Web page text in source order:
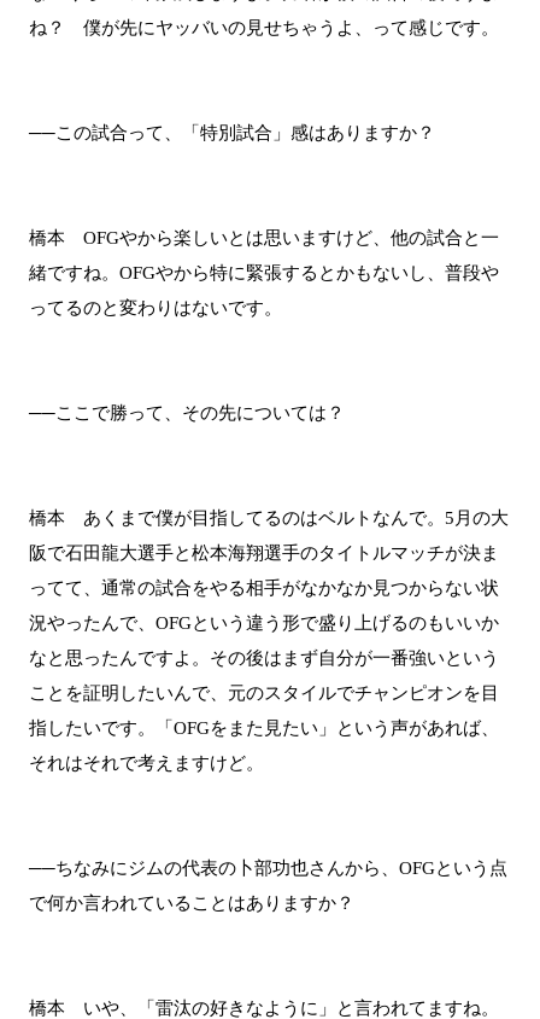
ね？ 僕が先にヤッバいの見せちゃうよ、って感じです。
──この試合って、「特別試合」感はありますか？
橋本 OFGやから楽しいとは思いますけど、他の試合と一
緒ですね。OFGやから特に緊張するとかもないし、普段や
ってるのと変わりはないです。
──ここで勝って、その先については？
橋本 あくまで僕が目指してるのはベルトなんで。5月の大
阪で石田龍大選手と松本海翔選手のタイトルマッチが決ま
ってて、通常の試合をやる相手がなかなか見つからない状
況やったんで、OFGという違う形で盛り上げるのもいいか
なと思ったんですよ。その後はまず自分が一番強いという
ことを証明したいんで、元のスタイルでチャンピオンを目
指したいです。「OFGをまた見たい」という声があれば、
それはそれで考えますけど。
──ちなみにジムの代表の卜部功也さんから、OFGという点
で何か言われていることはありますか？
橋本 いや、「雷汰の好きなように」と言われてますね。